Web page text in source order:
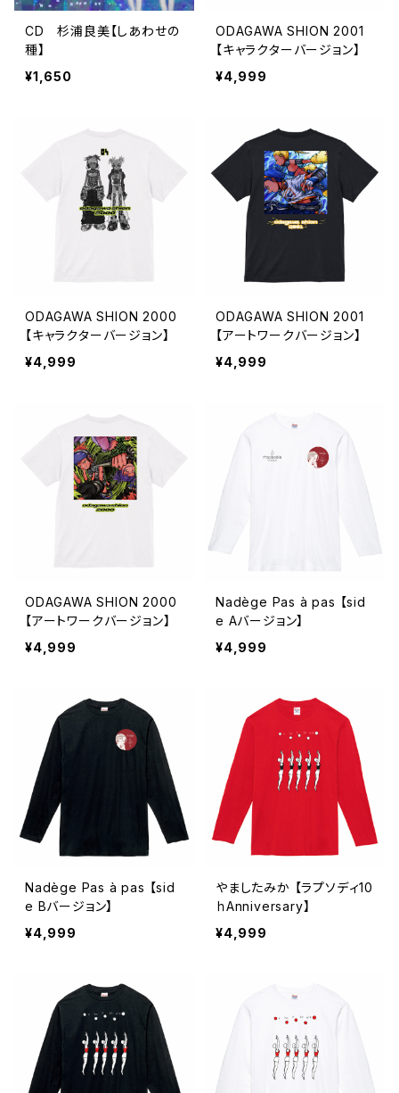
CD 杉浦良美【しあわせの
種】
¥1,650
ODAGAWA SHION 2001
【キャラクターバージョン】
¥4,999
ODAGAWA SHION 2000
【キャラクターバージョン】
¥4,999
ODAGAWA SHION 2001
【アートワークバージョン】
¥4,999
ODAGAWA SHION 2000
【アートワークバージョン】
¥4,999
Nadège Pas à pas 【sid
e Aバージョン】
¥4,999
Nadège Pas à pas 【sid
e Bバージョン】
¥4,999
やましたみか 【ラプソディ10
ｈAnniversary】
¥4,999